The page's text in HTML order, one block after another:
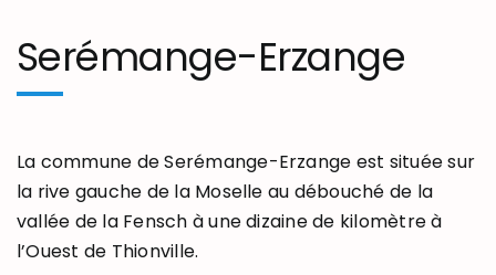
Serémange-Erzange
La commune de Serémange-Erzange est située sur
la rive gauche de la Moselle au débouché de la
vallée de la Fensch à une dizaine de kilomètre à
l’Ouest de Thionville.